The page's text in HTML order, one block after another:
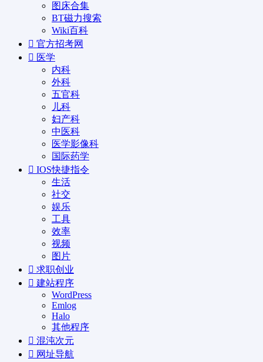
图床合集
BT磁力搜索
Wiki百科
官方招考网
医学
内科
外科
五官科
儿科
妇产科
中医科
医学影像科
国际药学
IOS快捷指令
生活
社交
娱乐
工具
效率
视频
图片
求职创业
建站程序
WordPress
Emlog
Halo
其他程序
混沌次元
网址导航